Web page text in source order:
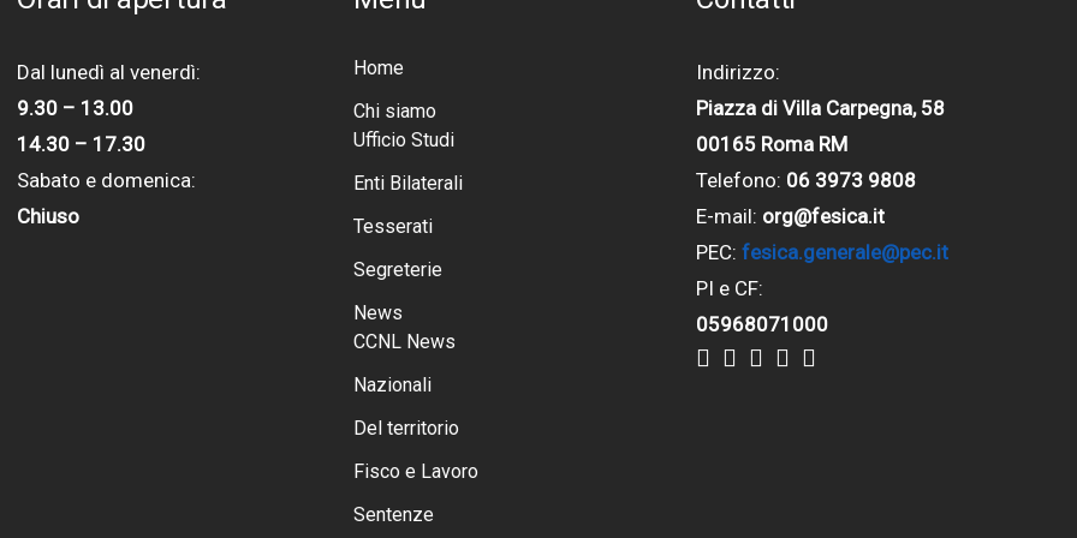
Dal lunedì al venerdì:
9.30 – 13.00
14.30 – 17.30
Sabato e domenica:
Chiuso
Home
Chi siamo
Ufficio Studi
Enti Bilaterali
Tesserati
Segreterie
News
CCNL News
Nazionali
Del territorio
Fisco e Lavoro
Sentenze
Indirizzo:
Piazza di Villa Carpegna, 58
00165 Roma RM
Telefono: 06 3973 9808
E-mail: org@fesica.it
PEC: fesica.generale@pec.it
PI e CF:
05968071000